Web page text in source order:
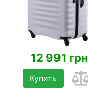
12 991 грн
Купить